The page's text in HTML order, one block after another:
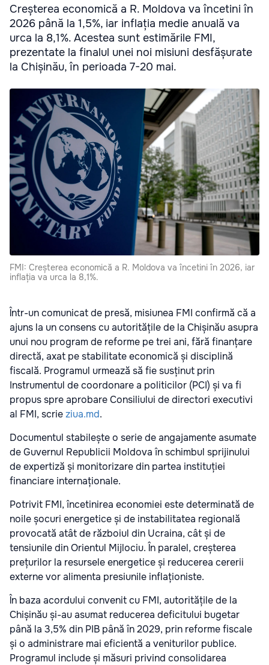
Creșterea economică a R. Moldova va încetini în
2026 până la 1,5%, iar inflația medie anuală va
urca la 8,1%. Acestea sunt estimările FMI,
prezentate la finalul unei noi misiuni desfășurate
la Chișinău, în perioada 7-20 mai.
FMI: Creșterea economică a R. Moldova va încetini în 2026, iar
inflația va urca la 8,1%.
Într-un comunicat de presă, misiunea FMI confirmă că a
ajuns la un consens cu autoritățile de la Chișinău asupra
unui nou program de reforme pe trei ani, fără finanțare
directă, axat pe stabilitate economică și disciplină
fiscală. Programul urmează să fie susținut prin
Instrumentul de coordonare a politicilor (PCI) și va fi
propus spre aprobare Consiliului de directori executivi
al FMI, scrieziua.md.
Documentul stabilește o serie de angajamente asumate
de Guvernul Republicii Moldova în schimbul sprijinului
de expertiză și monitorizare din partea instituției
financiare internaționale.
Potrivit FMI, încetinirea economiei este determinată de
noile șocuri energetice și de instabilitatea regională
provocată atât de războiul din Ucraina, cât și de
tensiunile din Orientul Mijlociu. În paralel, creșterea
prețurilor la resursele energetice și reducerea cererii
externe vor alimenta presiunile inflaționiste.
În baza acordului convenit cu FMI, autoritățile de la
Chișinău și-au asumat reducerea deficitului bugetar
până la 3,5% din PIB până în 2029, prin reforme fiscale
și o administrare mai eficientă a veniturilor publice.
Programul include și măsuri privind consolidarea